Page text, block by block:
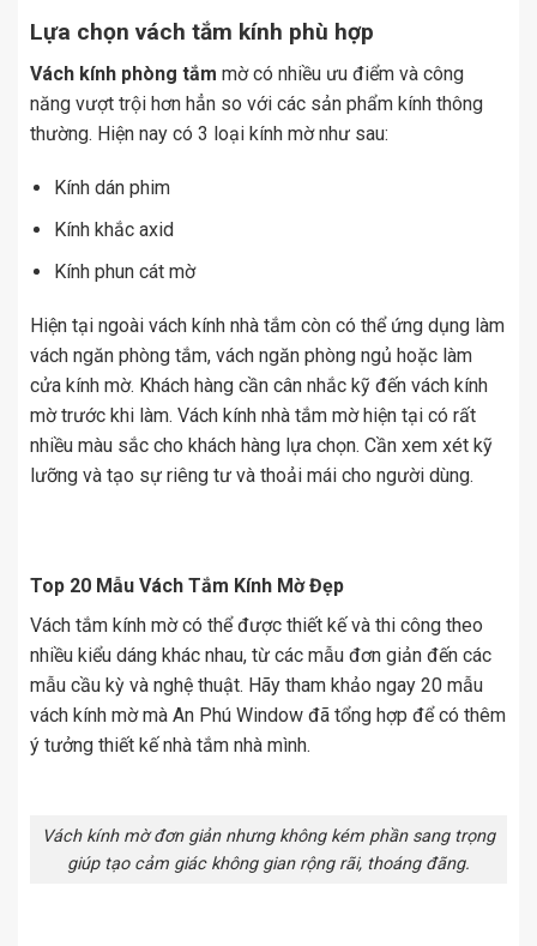
Lựa chọn vách tắm kính phù hợp
Vách kính phòng tắm mờ có nhiều ưu điểm và công
năng vượt trội hơn hẳn so với các sản phẩm kính thông
thường. Hiện nay có 3 loại kính mờ như sau:
Kính dán phim
Kính khắc axid
Kính phun cát mờ
Hiện tại ngoài vách kính nhà tắm còn có thể ứng dụng làm
vách ngăn phòng tắm, vách ngăn phòng ngủ hoặc làm
cửa kính mờ. Khách hàng cần cân nhắc kỹ đến vách kính
mờ trước khi làm. Vách kính nhà tắm mờ hiện tại có rất
nhiều màu sắc cho khách hàng lựa chọn. Cần xem xét kỹ
lưỡng và tạo sự riêng tư và thoải mái cho người dùng.
Top 20 Mẫu Vách Tắm Kính Mờ Đẹp
Vách tắm kính mờ có thể được thiết kế và thi công theo
nhiều kiểu dáng khác nhau, từ các mẫu đơn giản đến các
mẫu cầu kỳ và nghệ thuật. Hãy tham khảo ngay 20 mẫu
vách kính mờ mà An Phú Window đã tổng hợp để có thêm
ý tưởng thiết kế nhà tắm nhà mình.
Vách kính mờ đơn giản nhưng không kém phần sang trọng
giúp tạo cảm giác không gian rộng rãi, thoáng đãng.